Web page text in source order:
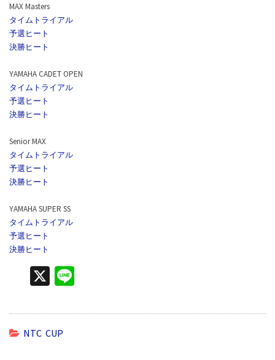
MAX Masters
タイムトライアル
予選ヒート
決勝ヒート
YAMAHA CADET OPEN
タイムトライアル
予選ヒート
決勝ヒート
Senior MAX
タイムトライアル
予選ヒート
決勝ヒート
YAMAHA SUPER SS
タイムトライアル
予選ヒート
決勝ヒート
X
e
NTC CUP